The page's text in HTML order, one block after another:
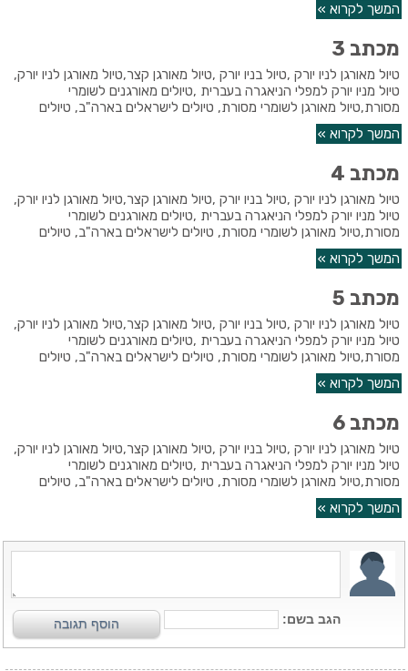
המשך לקרוא »
מכתב 3
טיול מאורגן לניו יורק ,טיול בניו יורק ,טיול מאורגן קצר,טיול מאורגן לניו יורק,
טיול מניו יורק למפלי הניאגרה בעברית ,טיולים מאורגנים לשומרי
מסורת,טיול מאורגן לשומרי מסורת, טיולים לישראלים בארה"ב, טיולים
המשך לקרוא »
מכתב 4
טיול מאורגן לניו יורק ,טיול בניו יורק ,טיול מאורגן קצר,טיול מאורגן לניו יורק,
טיול מניו יורק למפלי הניאגרה בעברית ,טיולים מאורגנים לשומרי
מסורת,טיול מאורגן לשומרי מסורת, טיולים לישראלים בארה"ב, טיולים
המשך לקרוא »
מכתב 5
טיול מאורגן לניו יורק ,טיול בניו יורק ,טיול מאורגן קצר,טיול מאורגן לניו יורק,
טיול מניו יורק למפלי הניאגרה בעברית ,טיולים מאורגנים לשומרי
מסורת,טיול מאורגן לשומרי מסורת, טיולים לישראלים בארה"ב, טיולים
המשך לקרוא »
מכתב 6
טיול מאורגן לניו יורק ,טיול בניו יורק ,טיול מאורגן קצר,טיול מאורגן לניו יורק,
טיול מניו יורק למפלי הניאגרה בעברית ,טיולים מאורגנים לשומרי
מסורת,טיול מאורגן לשומרי מסורת, טיולים לישראלים בארה"ב, טיולים
המשך לקרוא »